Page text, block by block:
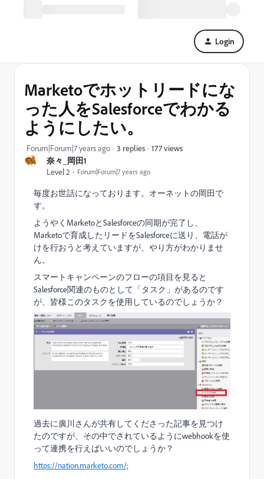
Login
奈々_岡田1
Level 2
Forum|Forum|7 years ago
Marketoでホットリードにな
った人をSalesforceでわかる
ようにしたい。
Forum|Forum|7 years ago 3 replies 177 views
毎度お世話になっております。オーネットの岡田で
す。
ようやくMarketoとSalesforceの同期が完了し、
Marketoで育成したリードをSalesforceに送り、電話が
けを行おうと考えていますが、やり方がわかりませ
ん。
スマートキャンペーンのフローの項目を見ると
Salesforce関連のものとして「タスク」があるのです
が、皆様このタスクを使用しているのでしょうか？
過去に廣川さんが共有してくださった記事を見つけ
たのですが、その中でされているようにwebhookを使
って連携を行えばいいのでしょうか？
https://nation.marketo.com/;